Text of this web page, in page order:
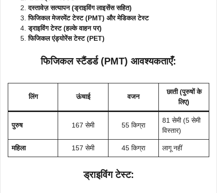
दस्तावेज़ सत्यापन (ड्राइविंग लाइसेंस सहित)
फिजिकल मेजरमेंट टेस्ट (PMT) और मेडिकल टेस्ट
ड्राइविंग टेस्ट (हल्के वाहन पर)
फिजिकल एंड्योरेंस टेस्ट (PET)
फिजिकल स्टैंडर्ड (PMT) आवश्यकताएँ:
लिंग ऊंचाई वजन
छाती (पुरुषों के
लिए)
पुरुष 167 सेमी 55 किग्रा
81 सेमी (5 सेमी
विस्तार)
महिला 157 सेमी 45 किग्रा लागू नहीं
ड्राइविंग टेस्ट: